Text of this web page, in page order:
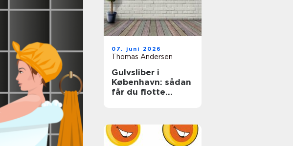
07. juni 2026
Thomas Andersen
Gulvsliber i
København: sådan
får du flotte